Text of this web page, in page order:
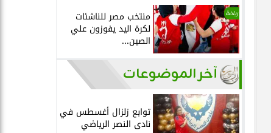
رياضة منتخب مصر للناشئات
لكرة اليد يفوزون علي
الصين...
آخر الموضوعات
توابع زلزال أغسطس في
نادى النصر الرياضي